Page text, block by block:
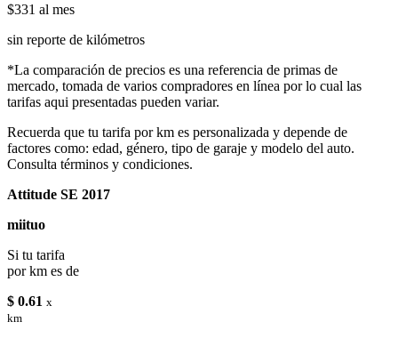
$331 al mes
sin reporte de kilómetros
*La comparación de precios es una referencia de primas de
mercado, tomada de varios compradores en línea por lo cual las
tarifas aqui presentadas pueden variar.
Recuerda que tu tarifa por km es personalizada y depende de
factores como: edad, género, tipo de garaje y modelo del auto.
Consulta términos y condiciones.
Attitude SE 2017
miituo
Si tu tarifa
por km es de
$ 0.61 x
km